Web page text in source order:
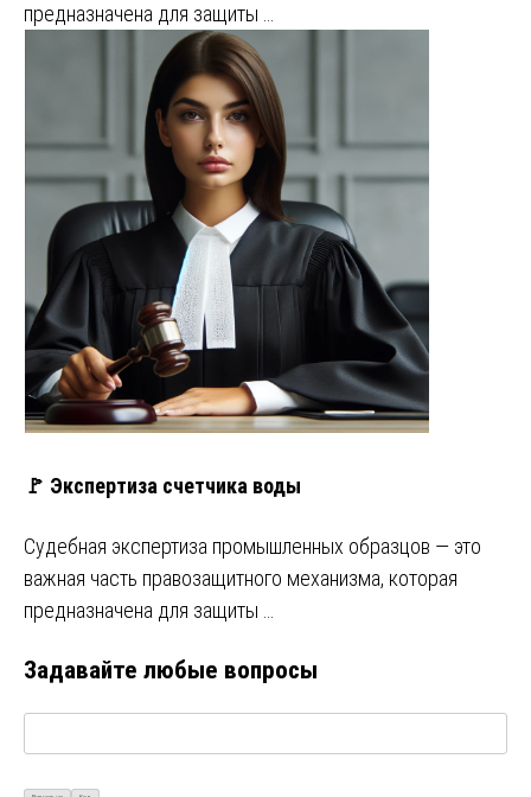
предназначена для защиты …
🚩 Экспертиза счетчика воды
Судебная экспертиза промышленных образцов — это
важная часть правозащитного механизма, которая
предназначена для защиты …
Задавайте любые вопросы